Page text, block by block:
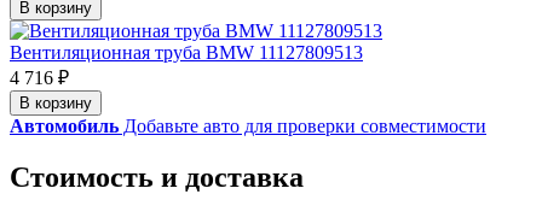
В корзину
Вентиляционная труба BMW 11127809513
4 716 ₽
В корзину
Автомобиль Добавьте авто для проверки совместимости
Стоимость и доставка